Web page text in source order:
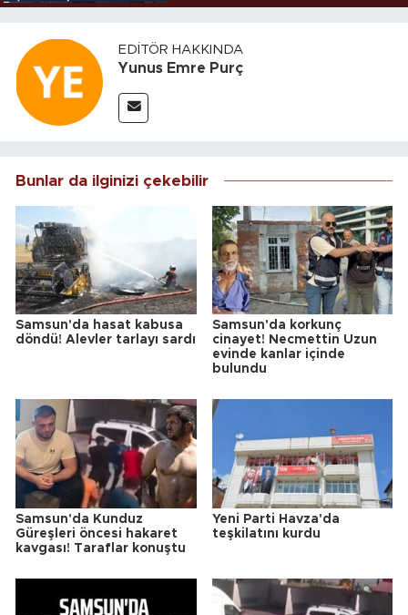
EDITÖR HAKKINDA
Yunus Emre Purç
Bunlar da ilginizi çekebilir
Samsun'da hasat kabusa
döndü! Alevler tarlayı sardı
Samsun'da korkunç
cinayet! Necmettin Uzun
evinde kanlar içinde
bulundu
Samsun'da Kunduz
Güreşleri öncesi hakaret
kavgası! Taraflar konuştu
Yeni Parti Havza'da
teşkilatını kurdu